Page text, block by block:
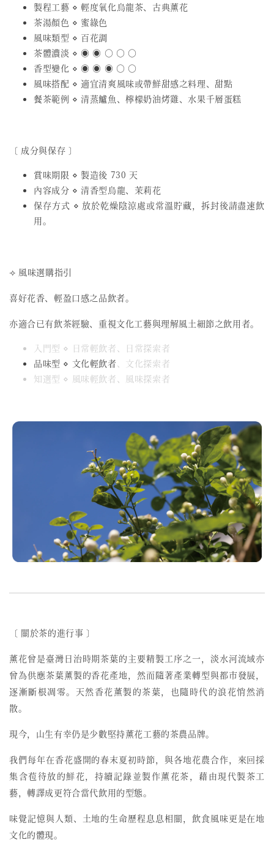
製程工藝 ⋄ 輕度氧化烏龍茶、古典薰花
茶湯顏色 ⋄ 蜜綠色
風味類型 ⋄ 百花調
茶體濃淡 ⋄ ◉ ◉ ○ ○ ○
香型變化 ⋄ ◉ ◉ ◉ ○ ○
風味搭配 ⋄ 適宜清爽風味或帶鮮甜感之料理、甜點
餐茶範例 ⋄ 清蒸鱸魚、檸檬奶油烤雞、水果千層蛋糕
〔 成分與保存 〕
賞味期限 ⋄ 製造後 730 天
內容成分 ⋄ 清香型烏龍、茉莉花
保存方式 ⋄ 放於乾燥陰涼處或常溫貯藏，拆封後請盡速飲
用。
⟢ 風味選購指引
喜好花香、輕盈口感之品飲者。
亦適合已有飲茶經驗、重視文化工藝與理解風土細節之飲用者。
入門型 ⋄ 日常輕飲者、日常探索者
品味型 ⋄ 文化輕飲者、文化探索者
知選型 ⋄ 風味輕飲者、風味探索者
〔 關於茶的進行事 〕
薰花曾是臺灣日治時期茶葉的主要精製工序之一， 淡水河流域亦
曾為供應茶葉薰製的香花產地，然而隨著產業轉型與都市發展，
逐漸斷根凋零。天然香花薰製的茶葉，也隨時代的浪花悄然消
散。
現今，山生有幸仍是少數堅持薰花工藝的茶農品牌。
我們每年在香花盛開的春末夏初時節，與各地花農合作，來回採
集含苞待放的鮮花，持續記錄並製作薰花茶，藉由現代製茶工
藝，轉譯成更符合當代飲用的型態。
味覺記憶與人類、土地的生命歷程息息相關，飲食風味更是在地
文化的體現。